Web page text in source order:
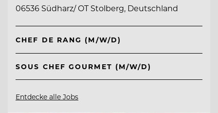
06536 Südharz/ OT Stolberg, Deutschland
CHEF DE RANG (M/W/D)
SOUS CHEF GOURMET (M/W/D)
Entdecke alle Jobs